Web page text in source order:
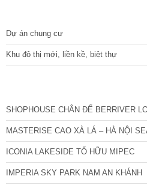
Dự án chung cư
Khu đô thị mới, liền kề, biệt thự
SHOPHOUSE CHÂN ĐẾ BERRIVER
MASTERISE CAO XÀ LÁ – HÀ NỘI
ICONIA LAKESIDE TỐ HỮU MIPEC
IMPERIA SKY PARK NAM AN KHÁNH